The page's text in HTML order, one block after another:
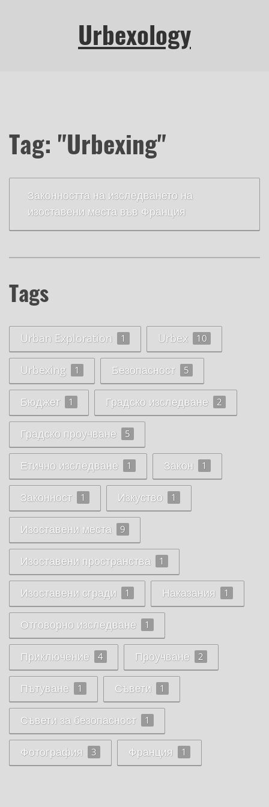
Urbexology
Tag: "Urbexing"
Законността на изследването на
изоставени места във Франция
Tags
Urban Exploration 1 Urbex 10
Urbexing 1 Безопасност 5
Бюджет 1 Градско изследване 2
Градско проучване 5
Етично изследване 1 Закон 1
Законност 1 Изкуство 1
Изоставени места 9
Изоставени пространства 1
Изоставени сгради 1 Наказания 1
Отговорно изследване 1
Приключение 4 Проучване 2
Пътуване 1 Съвети 1
Съвети за безопасност 1
Фотография 3 Франция 1